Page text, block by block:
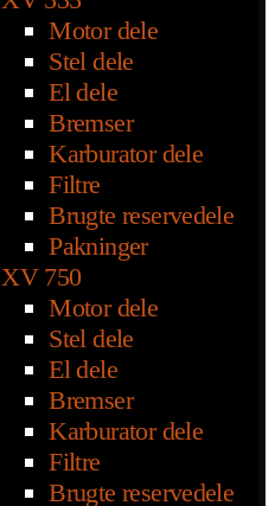
Motor dele
Stel dele
El dele
Bremser
Karburator dele
Filtre
Brugte reservedele
Pakninger
XV 750
Motor dele
Stel dele
El dele
Bremser
Karburator dele
Filtre
Brugte reservedele